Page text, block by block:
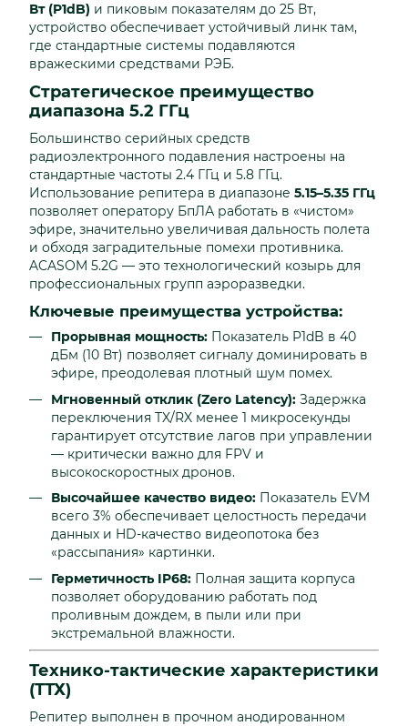
Вт (P1dB) и пиковым показателям до 25 Вт,
устройство обеспечивает устойчивый линк там,
где стандартные системы подавляются
вражескими средствами РЭБ.
Стратегическое преимущество
диапазона 5.2 ГГц
Большинство серийных средств
радиоэлектронного подавления настроены на
стандартные частоты 2.4 ГГц и 5.8 ГГц.
Использование репитера в диапазоне 5.15–5.35 ГГц
позволяет оператору БпЛА работать в «чистом»
эфире, значительно увеличивая дальность полета
и обходя заградительные помехи противника.
ACASOM 5.2G — это технологический козырь для
профессиональных групп аэроразведки.
Ключевые преимущества устройства:
Прорывная мощность: Показатель P1dB в 40
дБм (10 Вт) позволяет сигналу доминировать в
эфире, преодолевая плотный шум помех.
Мгновенный отклик (Zero Latency): Задержка
переключения TX/RX менее 1 микросекунды
гарантирует отсутствие лагов при управлении
— критически важно для FPV и
высокоскоростных дронов.
Высочайшее качество видео: Показатель EVM
всего 3% обеспечивает целостность передачи
данных и HD-качество видеопотока без
«рассыпания» картинки.
Герметичность IP68: Полная защита корпуса
позволяет оборудованию работать под
проливным дождем, в пыли или при
экстремальной влажности.
Технико-тактические характеристики
(ТТХ)
Репитер выполнен в прочном анодированном